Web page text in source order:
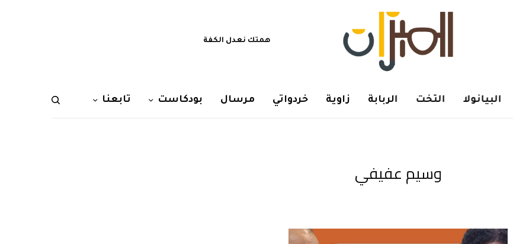
همتك نعدل الكفة
البيانولا التخت الربابة زاوية خردواتي مرسال بودكاست تابعنا
وسيم عفيفي